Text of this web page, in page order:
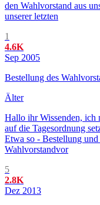
den Wahlvorstand aus
unserer letzten
1
4.6K
Sep 2005
Bestellung des
Älter
Hallo ihr Wissenden, ich
auf die Tagesordnung
Etwa so - Bestellung
Wahlvorstandvor
5
2.8K
Dez 2013